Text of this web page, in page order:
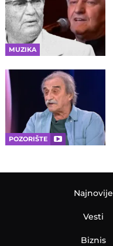
MUZIKA
POZORIŠTE
Najnovije
Vesti
Biznis